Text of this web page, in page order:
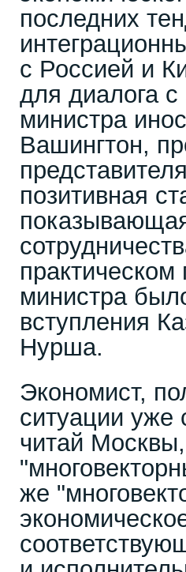
последних
с Россией и
для диалога
министра
Вашингтон,
позитивная
министра
вступления
Нурша.
Экономист,
ситуации уже
читай
же